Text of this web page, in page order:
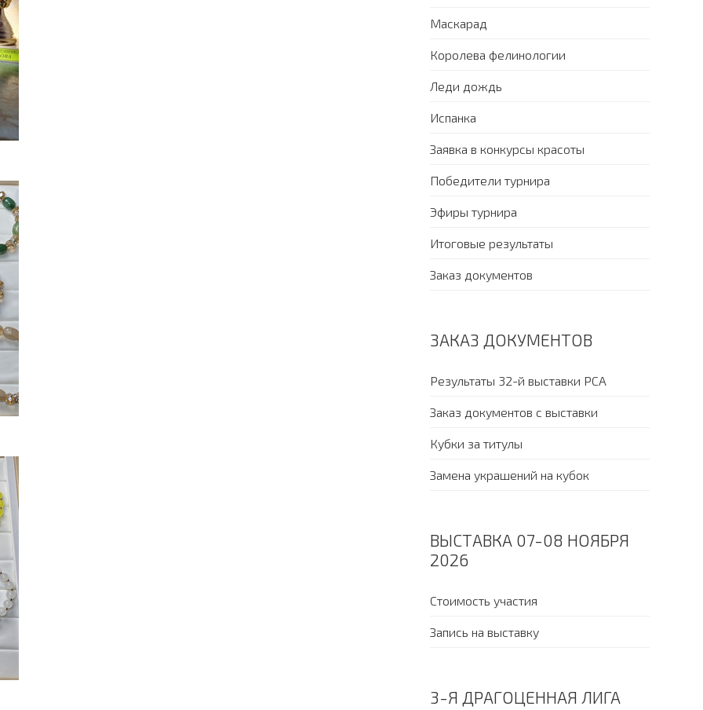
Маскарад
Королева фелинологии
Леди дождь
Испанка
Заявка в конкурсы красоты
Победители турнира
Эфиры турнира
Итоговые результаты
Заказ документов
ЗАКАЗ ДОКУМЕНТОВ
Результаты 32-й выставки PCA
Заказ документов с выставки
Кубки за титулы
Замена украшений на кубок
ВЫСТАВКА 07-08 НОЯБРЯ
2026
Стоимость участия
Запись на выставку
3-Я ДРАГОЦЕННАЯ ЛИГА